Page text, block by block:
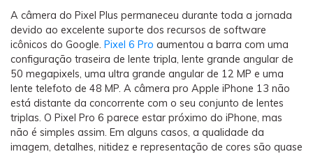
WeLastseen
O WeLastseen mantém seu WhatsApp conectado
e informado.
A câmera do Pixel Plus permaneceu durante toda a jornada
devido ao excelente suporte dos recursos de software
icônicos do Google. Pixel 6 Pro aumentou a barra com uma
configuração traseira de lente tripla, lente grande angular de
50 megapixels, uma ultra grande angular de 12 MP e uma
lente telefoto de 48 MP. A câmera pro Apple iPhone 13 não
está distante da concorrente com o seu conjunto de lentes
triplas. O Pixel Pro 6 parece estar próximo do iPhone, mas
não é simples assim. Em alguns casos, a qualidade da
imagem, detalhes, nitidez e representação de cores são quase